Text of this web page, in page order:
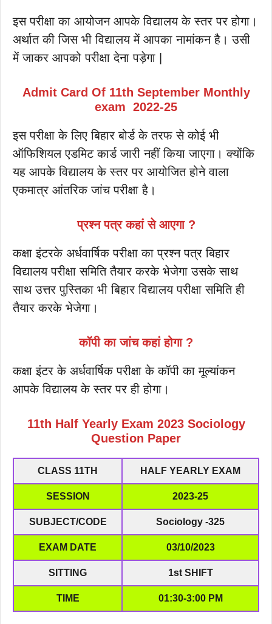
इस परीक्षा का आयोजन आपके विद्यालय के स्तर पर होगा।
अर्थात की जिस भी विद्यालय में आपका नामांकन है। उसी
में जाकर आपको परीक्षा देना पड़ेगा |
Admit Card Of 11th September Monthly
exam 2022-25
इस परीक्षा के लिए बिहार बोर्ड के तरफ से कोई भी
ऑफिशियल एडमिट कार्ड जारी नहीं किया जाएगा। क्योंकि
यह आपके विद्यालय के स्तर पर आयोजित होने वाला
एकमात्र आंतरिक जांच परीक्षा है।
प्रश्न पत्र कहां से आएगा ?
कक्षा इंटरके अर्धवार्षिक परीक्षा का प्रश्न पत्र बिहार
विद्यालय परीक्षा समिति तैयार करके भेजेगा उसके साथ
साथ उत्तर पुस्तिका भी बिहार विद्यालय परीक्षा समिति ही
तैयार करके भेजेगा।
कॉपी का जांच कहां होगा ?
कक्षा इंटर के अर्धवार्षिक परीक्षा के कॉपी का मूल्यांकन
आपके विद्यालय के स्तर पर ही होगा।
11th Half Yearly Exam 2023 Sociology
Question Paper
CLASS 11TH HALF YEARLY EXAM
SESSION 2023-25
SUBJECT/CODE Sociology -325
EXAM DATE 03/10/2023
SITTING 1st SHIFT
TIME 01:30-3:00 PM